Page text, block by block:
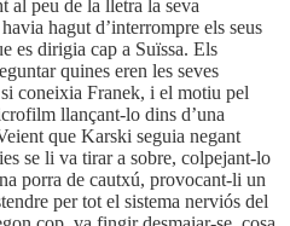
al peu de la lletra la seva
hagut d’interrompre els seus
es dirigia cap a Suïssa. Els
quines eren les seves
coneixia Franek, i el motiu pel
llançant-lo dins d’una
que Karski seguia negant
se li va tirar a sobre, colpejant-lo
porra de cautxú, provocant-li un
per tot el sistema nerviós del